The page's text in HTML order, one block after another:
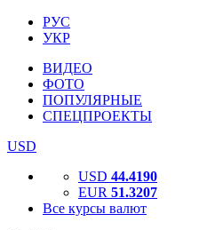
РУС
УКР
ВИДЕО
ФОТО
ПОПУЛЯРНЫЕ
СПЕЦПРОЕКТЫ
USD
USD 44.4190
EUR 51.3207
Все курсы валют